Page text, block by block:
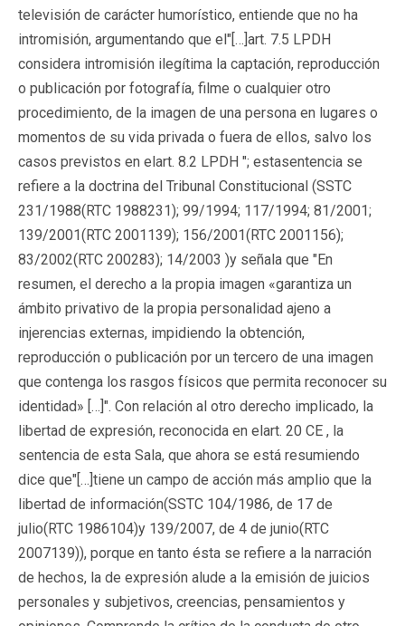
televisión de carácter humorístico, entiende que no ha
intromisión, argumentando que el"[…]art. 7.5 LPDH
considera intromisión ilegítima la captación, reproducción
o publicación por fotografía, filme o cualquier otro
procedimiento, de la imagen de una persona en lugares o
momentos de su vida privada o fuera de ellos, salvo los
casos previstos en elart. 8.2 LPDH "; estasentencia se
refiere a la doctrina del Tribunal Constitucional (SSTC
231/1988(RTC 1988231); 99/1994; 117/1994; 81/2001;
139/2001(RTC 2001139); 156/2001(RTC 2001156);
83/2002(RTC 200283); 14/2003 )y señala que "En
resumen, el derecho a la propia imagen «garantiza un
ámbito privativo de la propia personalidad ajeno a
injerencias externas, impidiendo la obtención,
reproducción o publicación por un tercero de una imagen
que contenga los rasgos físicos que permita reconocer su
identidad» […]". Con relación al otro derecho implicado, la
libertad de expresión, reconocida en elart. 20 CE , la
sentencia de esta Sala, que ahora se está resumiendo
dice que"[…]tiene un campo de acción más amplio que la
libertad de información(SSTC 104/1986, de 17 de
julio(RTC 1986104)y 139/2007, de 4 de junio(RTC
2007139)), porque en tanto ésta se refiere a la narración
de hechos, la de expresión alude a la emisión de juicios
personales y subjetivos, creencias, pensamientos y